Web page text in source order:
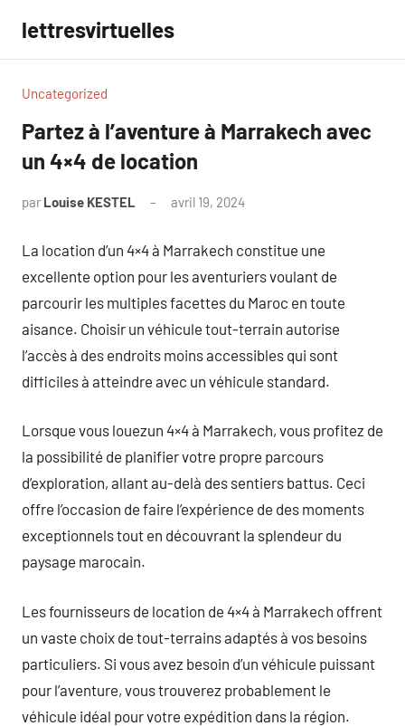
contenu
lettresvirtuelles
Uncategorized
Partez à l’aventure à Marrakech avec
un 4×4 de location
par Louise KESTEL avril 19, 2024
La location d’un 4×4 à Marrakech constitue une
excellente option pour les aventuriers voulant de
parcourir les multiples facettes du Maroc en toute
aisance. Choisir un véhicule tout-terrain autorise
l’accès à des endroits moins accessibles qui sont
difficiles à atteindre avec un véhicule standard.
Lorsque vous louezun 4×4 à Marrakech, vous profitez de
la possibilité de planifier votre propre parcours
d’exploration, allant au-delà des sentiers battus. Ceci
offre l’occasion de faire l’expérience de des moments
exceptionnels tout en découvrant la splendeur du
paysage marocain.
Les fournisseurs de location de 4×4 à Marrakech offrent
un vaste choix de tout-terrains adaptés à vos besoins
particuliers. Si vous avez besoin d’un véhicule puissant
pour l’aventure, vous trouverez probablement le
véhicule idéal pour votre expédition dans la région.